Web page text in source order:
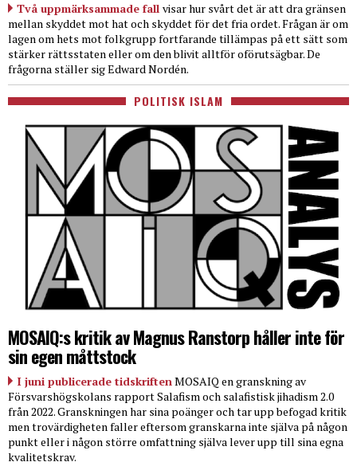
Två uppmärksammade fall visar hur svårt det är att dra gränsen
mellan skyddet mot hat och skyddet för det fria ordet. Frågan är om
lagen om hets mot folkgrupp fortfarande tillämpas på ett sätt som
stärker rättsstaten eller om den blivit alltför oförutsägbar. De
frågorna ställer sig Edward Nordén.
POLITISK ISLAM
MOSAIQ:s kritik av Magnus Ranstorp håller inte för
sin egen måttstock
I juni publicerade tidskriftenMOSAIQ en granskning av
Försvarshögskolans rapport Salafism och salafistisk jihadism 2.0
från 2022. Granskningen har sina poänger och tar upp befogad kritik
men trovärdigheten faller eftersom granskarna inte själva på någon
punkt eller i någon större omfattning själva lever upp till sina egna
kvalitetskrav.